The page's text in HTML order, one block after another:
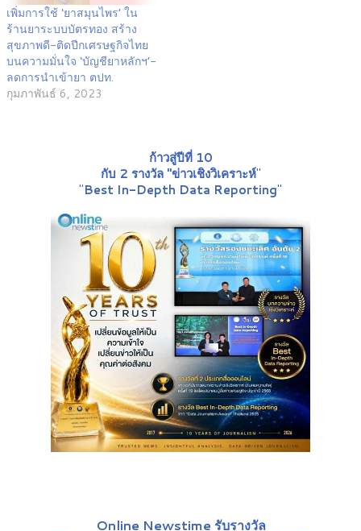
เพิ่มการใช้ ‘ยาสมุนไพร’ ใน
ร้านยาระบบบัตรทอง สร้าง
สุขภาพดี-ติดปีกเศรษฐกิจไทย
บนความมั่นใจ ‘บัญชียาหลักฯ’-
ลดการนำเข้ายา ตปท.
กุมภาพันธ์ 6, 2023
ก้าวสู่ปีที่ 10
กับ 2 รางวัล "ข่าวเชิงวิเคราะห์"
"Best In-Depth Data Reporting"
Online Newstime รับรางวัล